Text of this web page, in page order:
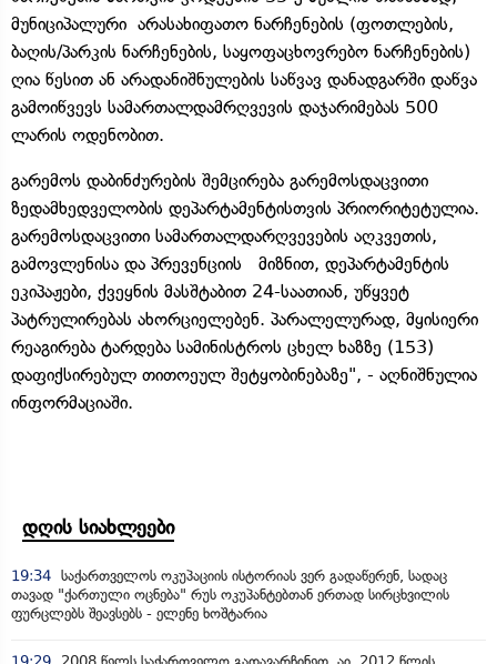
მუნიციპალური არასახიფათო ნარჩენების (ფოთლების,
ბაღის/პარკის ნარჩენების, საყოფაცხოვრებო ნარჩენების)
ღია წესით ან არადანიშნულების საწვავ დანადგარში დაწვა
გამოიწვევს სამართალდამრღვევის დაჯარიმებას 500
ლარის ოდენობით.
გარემოს დაბინძურების შემცირება გარემოსდაცვითი
ზედამხედველობის დეპარტამენტისთვის პრიორიტეტულია.
გარემოსდაცვითი სამართალდარღვევების აღკვეთის,
გამოვლენისა და პრევენციის მიზნით, დეპარტამენტის
ეკიპაჟები, ქვეყნის მასშტაბით 24-საათიან, უწყვეტ
პატრულირებას ახორციელებენ. პარალელურად, მყისიერი
რეაგირება ტარდება სამინისტროს ცხელ ხაზზე (153)
დაფიქსირებულ თითოეულ შეტყობინებაზე", - აღნიშნულია
ინფორმაციაში.
დღის სიახლეები
19:34 საქართველოს ოკუპაციის ისტორიას ვერ გადაწერენ, სადაც
თავად "ქართული ოცნება" რუს ოკუპანტებთან ერთად სირცხვილის
ფურცლებს შეავსებს - ელენე ხოშტარია